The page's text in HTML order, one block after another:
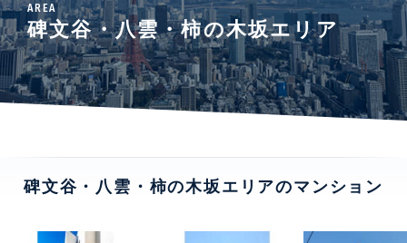
AREA
碑文谷・八雲・柿の木坂エリア
碑文谷・八雲・柿の木坂エリアのマンション